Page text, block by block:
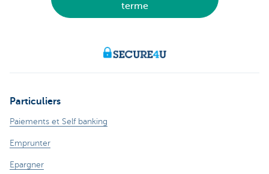
terme
Particuliers
Paiements et Self banking
Emprunter
Epargner